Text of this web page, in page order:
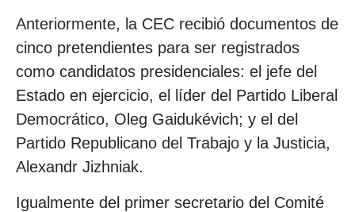
Anteriormente, la CEC recibió documentos de
cinco pretendientes para ser registrados
como candidatos presidenciales: el jefe del
Estado en ejercicio, el líder del Partido Liberal
Democrático, Oleg Gaidukévich; y el del
Partido Republicano del Trabajo y la Justicia,
Alexandr Jizhniak.
Igualmente del primer secretario del Comité